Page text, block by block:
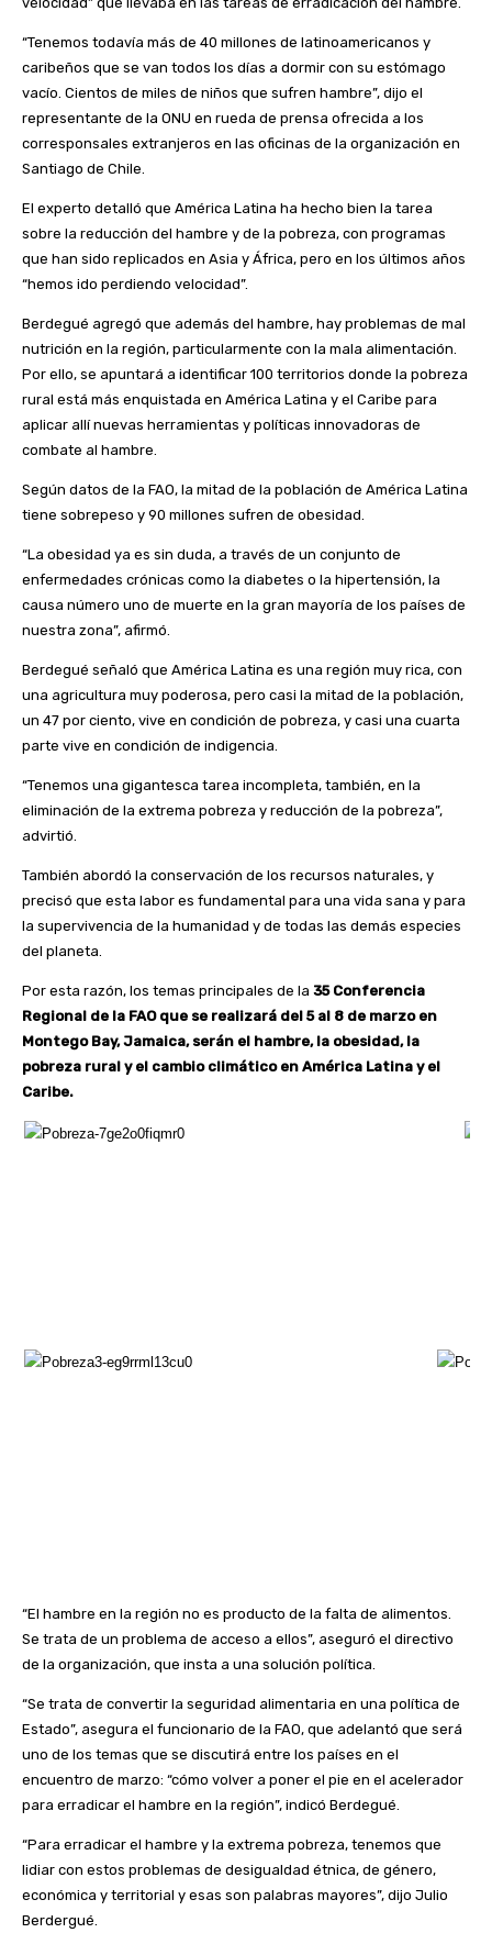
“Tenemos todavía más de 40 millones de latinoamericanos y
caribeños que se van todos los días a dormir con su estómago
vacío. Cientos de miles de niños que sufren hambre”, dijo el
representante de la ONU en rueda de prensa ofrecida a los
corresponsales extranjeros en las oficinas de la organización en
Santiago de Chile.
El experto detalló que América Latina ha hecho bien la tarea
sobre la reducción del hambre y de la pobreza, con programas
que han sido replicados en Asia y África, pero en los últimos años
“hemos ido perdiendo velocidad”.
Berdegué agregó que además del hambre, hay problemas de mal
nutrición en la región, particularmente con la mala alimentación.
Por ello, se apuntará a identificar 100 territorios donde la pobreza
rural está más enquistada en América Latina y el Caribe para
aplicar allí nuevas herramientas y políticas innovadoras de
combate al hambre.
Según datos de la FAO, la mitad de la población de América Latina
tiene sobrepeso y 90 millones sufren de obesidad.
“La obesidad ya es sin duda, a través de un conjunto de
enfermedades crónicas como la diabetes o la hipertensión, la
causa número uno de muerte en la gran mayoría de los países de
nuestra zona”, afirmó.
Berdegué señaló que América Latina es una región muy rica, con
una agricultura muy poderosa, pero casi la mitad de la población,
un 47 por ciento, vive en condición de pobreza, y casi una cuarta
parte vive en condición de indigencia.
“Tenemos una gigantesca tarea incompleta, también, en la
eliminación de la extrema pobreza y reducción de la pobreza”,
advirtió.
También abordó la conservación de los recursos naturales, y
precisó que esta labor es fundamental para una vida sana y para
la supervivencia de la humanidad y de todas las demás especies
del planeta.
Por esta razón, los temas principales de la 35 Conferencia
Regional de la FAO que se realizará del 5 al 8 de marzo en
Montego Bay, Jamaica, serán el hambre, la obesidad, la
pobreza rural y el cambio climático en América Latina y el
Caribe.
“El hambre en la región no es producto de la falta de alimentos.
Se trata de un problema de acceso a ellos”, aseguró el directivo
de la organización, que insta a una solución política.
“Se trata de convertir la seguridad alimentaria en una política de
Estado”, asegura el funcionario de la FAO, que adelantó que será
uno de los temas que se discutirá entre los países en el
encuentro de marzo: “cómo volver a poner el pie en el acelerador
para erradicar el hambre en la región”, indicó Berdegué.
“Para erradicar el hambre y la extrema pobreza, tenemos que
lidiar con estos problemas de desigualdad étnica, de género,
económica y territorial y esas son palabras mayores”, dijo Julio
Berdergué.